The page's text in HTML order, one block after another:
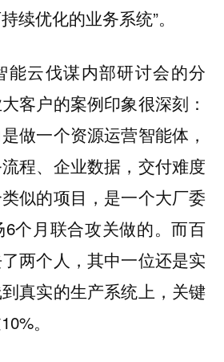
续优化的业务系统”。
能云伐谋内部研讨会的分
客户的案例印象很深刻：
做一个资源运营智能体，
程、企业数据，交付难度
似的项目，是一个大厂委
个月联合攻关做的。而百
两个人，其中一位还是实
真实的生产系统上，关键
。